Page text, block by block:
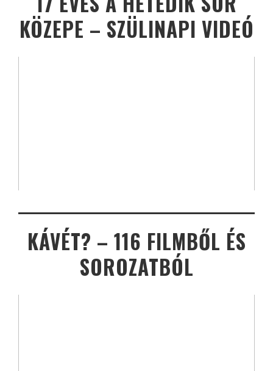
KÖZEPE – SZÜLINAPI VIDEÓ
KÁVÉT? – 116 FILMBŐL ÉS
SOROZATBÓL